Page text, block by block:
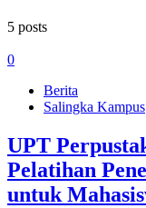
5 posts
0
Berita
Salingka Kampus
UPT
Pelatihan
untuk